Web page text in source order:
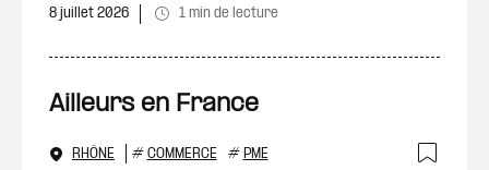
8 juillet 2026 1 min de lecture
Ailleurs en France
RHÔNE # COMMERCE # PME